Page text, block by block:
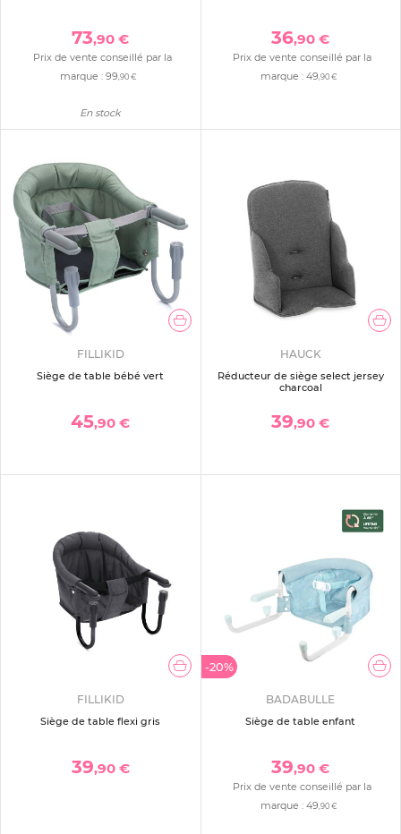
73,90 €
Prix de vente conseillé par la
marque :99,90 €
En stock
36,90 €
Prix de vente conseillé par la
marque : 49 ,90 €
FILLIKID
Siège de table bébé vert
45,90 €
HAUCK
Réducteur de siège select jersey
charcoal
39,90 €
FILLIKID
Siège de table flexi gris
39,90 €
-20%
BADABULLE
Siège de table enfant
39,90 €
Prix de vente conseillé par la
marque : 49 ,90 €